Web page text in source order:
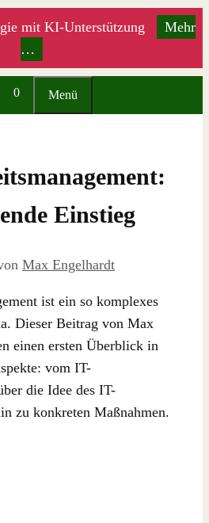
mit KI-Unterstützung
Mehr
…
0 Menü
Einstieg
Max Engelhardt
ist ein so komplexes
Dieser Beitrag von Max
einen ersten Überblick in
vom IT-
die Idee des IT-
zu konkreten Maßnahmen.